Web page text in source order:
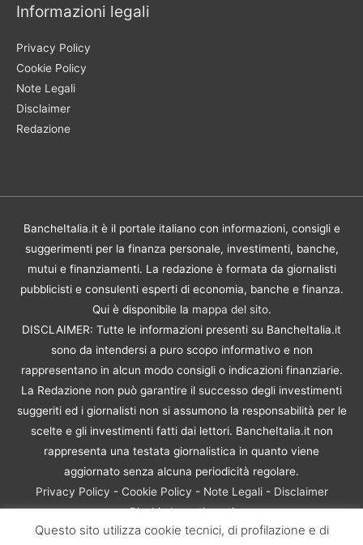
Informazioni legali
Privacy Policy
Cookie Policy
Note Legali
Disclaimer
Redazione
BancheItalia.it è il portale italiano con informazioni, consigli e
suggerimenti per la finanza personale, investimenti, banche,
mutui e finanziamenti. La redazione è formata da giornalisti
pubblicisti e consulenti esperti di economia, banche e finanza.
Qui è disponibile la mappa del sito.
DISCLAIMER: Tutte le informazioni presenti su BancheItalia.it
sono da intendersi a puro scopo informativo e non
rappresentano in alcun modo consigli o indicazioni finanziarie.
La Redazione non può garantire il successo degli investimenti
suggeriti ed i giornalisti non si assumono la responsabilità per le
scelte e gli investimenti fatti dai lettori. BancheItalia.it non
rappresenta una testata giornalistica in quanto viene
aggiornato senza alcuna periodicità regolare.
Privacy Policy - Cookie Policy - Note Legali- Disclaimer
Rischio Investimenti
BancheItalia.it Copyright © 2021. Tutti i diritti sono riservati. |
Questo sito utilizza cookie tecnici, di profilazione e di